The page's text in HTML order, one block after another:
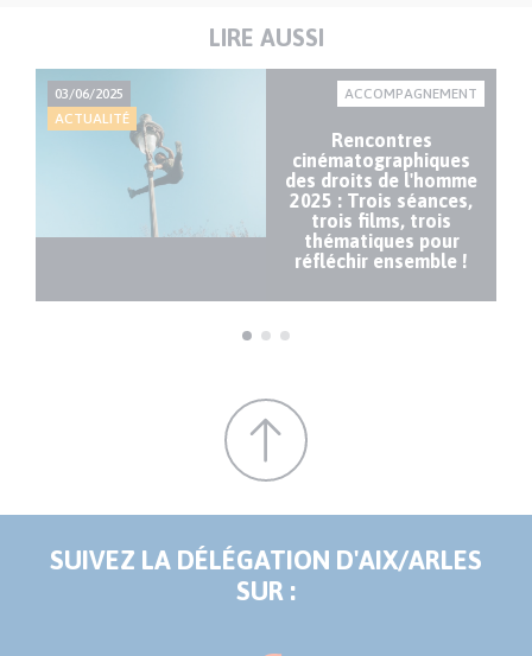
LIRE AUSSI
03/06/2025
ACTUALITÉ
ACCOMPAGNEMENT
Rencontres
cinématographiques
des droits de l'homme
2025 : Trois séances,
trois films, trois
thématiques pour
réfléchir ensemble !
SUIVEZ LA DÉLÉGATION D'AIX/ARLES
SUR :